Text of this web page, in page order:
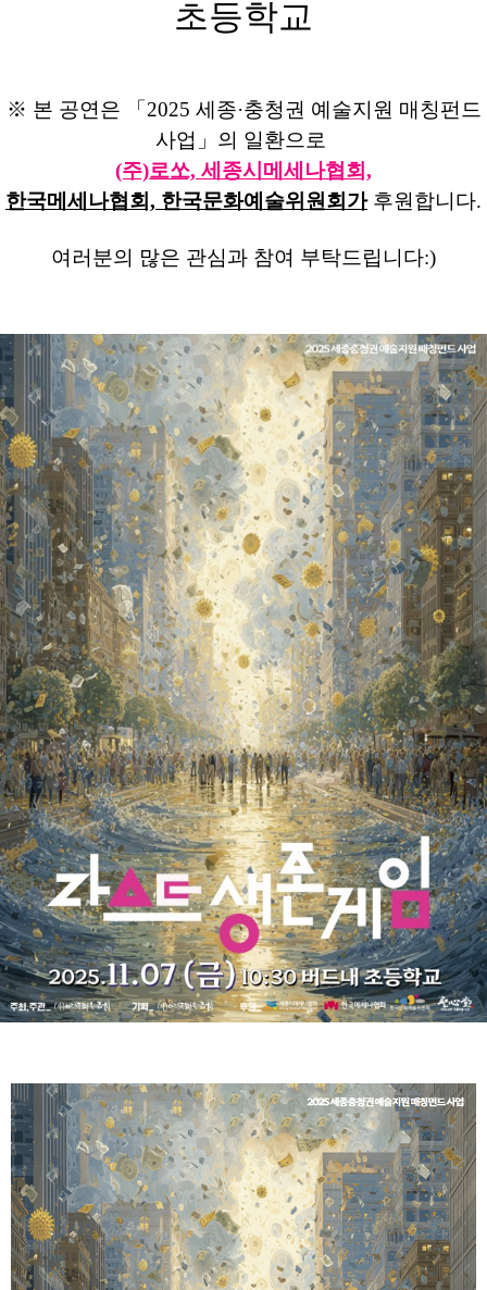
초등학교
※ 본 공연은 「2025 세종·충청권 예술지원 매칭펀드
사업」의 일환으로
(주)로쏘, 세 종시메세나협회,
한국메세나협회, 한국문화예술위원회가후원합니다.
여러분의 많은 관심과 참여 부탁드립니다:)